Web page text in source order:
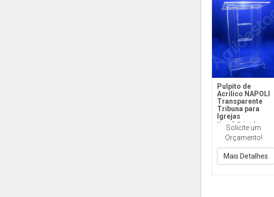
Pulpito de
Acrilico NAPOLI
Transparente
Tribuna para
Igrejas
Napoli Cristal
Solicite um
Orçamento!
Mais Detalhes